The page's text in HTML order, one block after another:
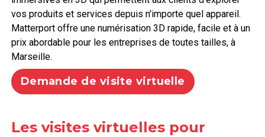
vos produits et services depuis n'importe quel appareil.
Matterport offre une numérisation 3D rapide, facile et à un
prix abordable pour les entreprises de toutes tailles, à
Marseille.
Demande de visite virtuelle
Les visites virtuelles pour